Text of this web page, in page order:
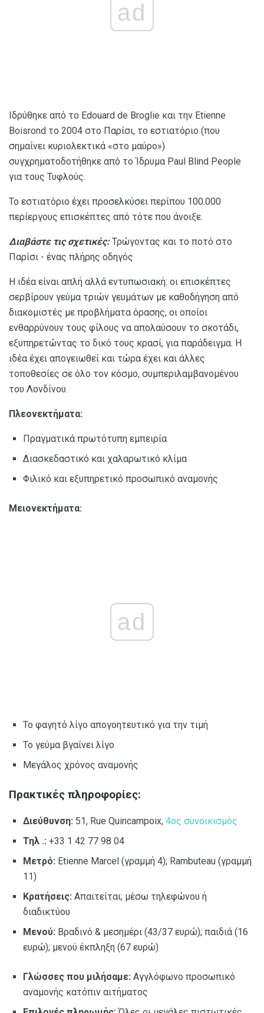
ad
Ιδρύθηκε από το Edouard de Broglie και την Etienne
Boisrond το 2004 στο Παρίσι, το εστιατόριο (που
σημαίνει κυριολεκτικά «στο μαύρο»)
συγχρηματοδοτήθηκε από το Ίδρυμα Paul Blind People
για τους Τυφλούς.
Το εστιατόριο έχει προσελκύσει περίπου 100.000
περίεργους επισκέπτες από τότε που άνοιξε.
Διαβάστε τις σχετικές:Τρώγοντας και το ποτό στο
Παρίσι - ένας πλήρης οδηγός
Η ιδέα είναι απλή αλλά εντυπωσιακή: οι επισκέπτες
σερβίρουν γεύμα τριών γευμάτων με καθοδήγηση από
διακομιστές με προβλήματα όρασης, οι οποίοι
ενθαρρύνουν τους φίλους να απολαύσουν το σκοτάδι,
εξυπηρετώντας το δικό τους κρασί, για παράδειγμα. Η
ιδέα έχει απογειωθεί και τώρα έχει και άλλες
τοποθεσίες σε όλο τον κόσμο, συμπεριλαμβανομένου
του Λονδίνου.
Πλεονεκτήματα:
Πραγματικά πρωτότυπη εμπειρία
Διασκεδαστικό και χαλαρωτικό κλίμα
Φιλικό και εξυπηρετικό προσωπικό αναμονής
Μειονεκτήματα:
ad
Το φαγητό λίγο απογοητευτικό για την τιμή
Το γεύμα βγαίνει λίγο
Μεγάλος χρόνος αναμονής
Πρακτικές πληροφορίες:
Διεύθυνση: 51, Rue Quincampoix, 4ος συνοικισμός
Τηλ .: +33 1 42 77 98 04
Μετρό: Etienne Marcel (γραμμή 4); Rambuteau (γραμμή
11)
Κρατήσεις: Απαιτείται; μέσω τηλεφώνου ή
διαδικτύου
Μενού: Βραδινό & μεσημέρι (43/37 ευρώ); παιδιά (16
ευρώ); μενού έκπληξη (67 ευρώ)
Γλώσσες που μιλήσαμε: Αγγλόφωνο προσωπικό
αναμονής κατόπιν αιτήματος